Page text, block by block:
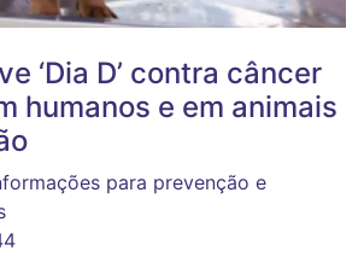
‘Dia D’ contra câncer
humanos e em animais
para prevenção e